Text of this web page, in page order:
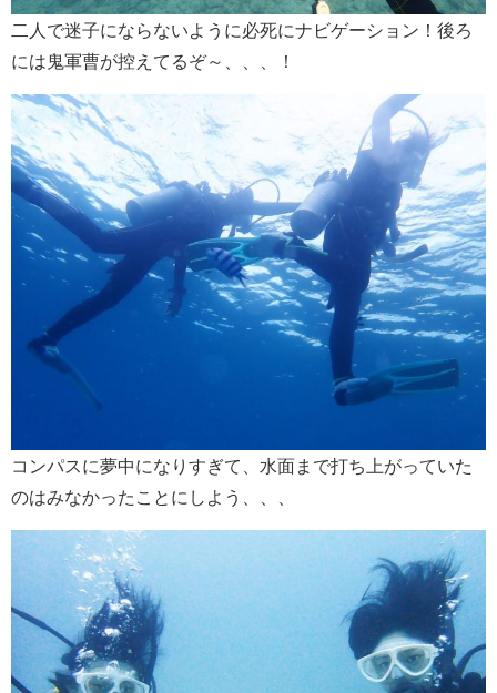
二人で迷子にならないように必死にナビゲーション！後ろ
には鬼軍曹が控えてるぞ～、、、！
コンパスに夢中になりすぎて、水面まで打ち上がっていた
のはみなかったことにしよう、、、